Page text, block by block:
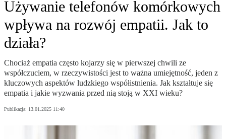
Używanie telefonów komórkowych
wpływa na rozwój empatii. Jak to
działa?
Chociaż empatia często kojarzy się w pierwszej chwili ze
współczuciem, w rzeczywistości jest to ważna umiejętność, jeden z
kluczowych aspektów ludzkiego współistnienia. Jak kształtuje się
empatia i jakie wyzwania przed nią stoją w XXI wieku?
Publikacja: 13.01.2025 11:40